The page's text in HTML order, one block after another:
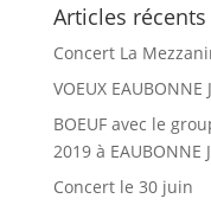
Articles récents
Concert La
VOEUX EAUBONNE
BOEUF avec le
2019 à EAUBONNE
Concert le 30 juin